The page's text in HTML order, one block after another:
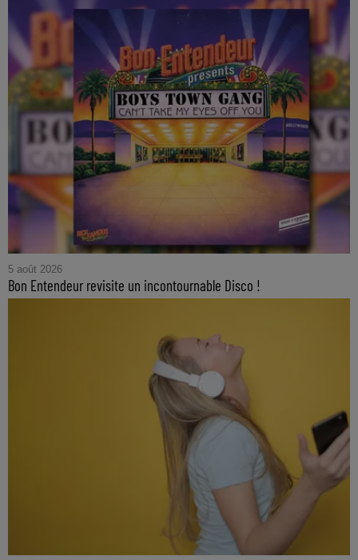
5 août 2026
Bon Entendeur revisite un incontournable Disco !